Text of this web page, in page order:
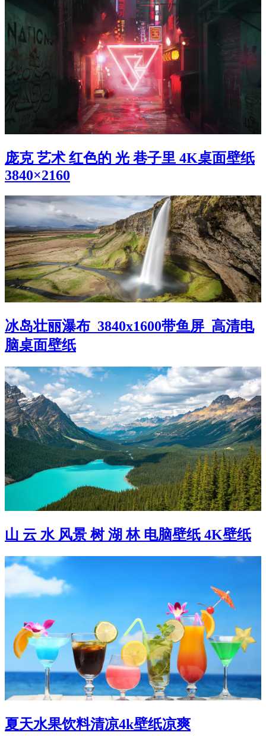
庞克 艺术 红色的 光 巷子里 4K桌面壁纸
3840×2160
冰岛壮丽瀑布_3840x1600带鱼屏_高清电
脑桌面壁纸
山 云 水 风景 树 湖 林 电脑壁纸 4K壁纸
夏天水果饮料清凉4k壁纸凉爽